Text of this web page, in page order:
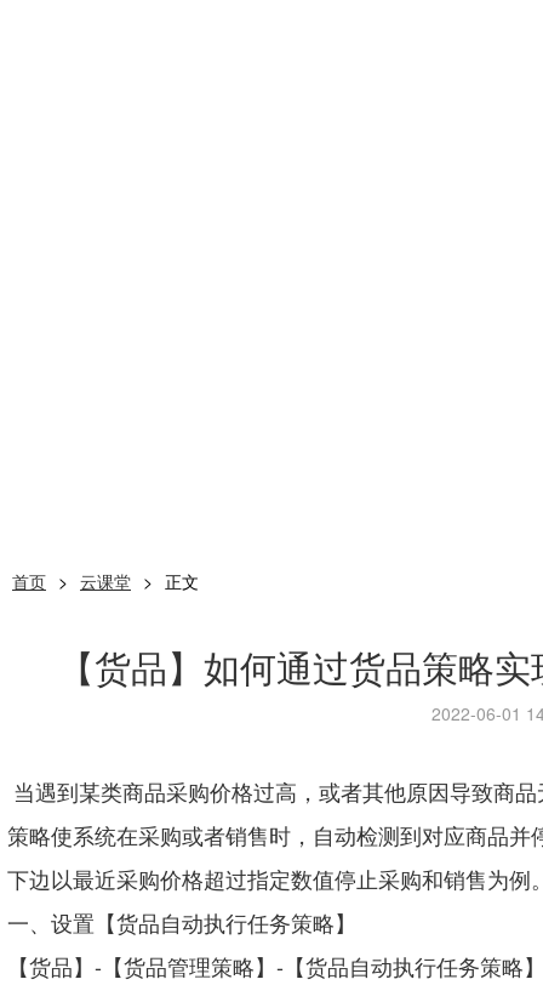
首页 > 云课堂 > 正文
【货品】如何通过货品策略
2022-06-01
当遇到某类商品采购价格过高，或者其他原因导致商
策略使系统在采购或者销售时，自动检测到对应商品并
下边以最近采购价格超过指定数值停止采购和销售为例
一、设置【货品自动执行任务策略】
【货品】-【货品管理策略】-【货品自动执行任务策略